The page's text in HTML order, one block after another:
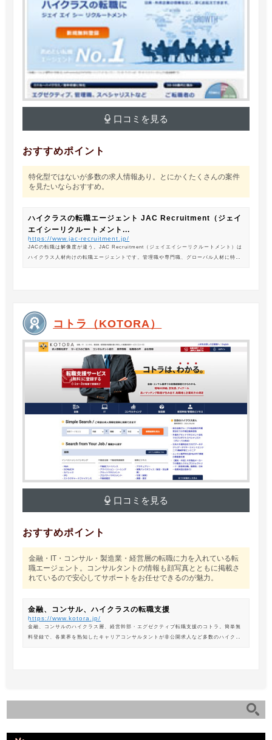
口コミを見る
おすすめポイント
特化型ではないが多数の求人情報あり。とにかくたくさんの案件
を見たいならおすすめ。
ハイクラスの転職エージェント JAC Recruitment（ジェイ
エイシーリクルートメント...
https://www.jac-recruitment.jp/
JACの転職は解像度が違う。JAC Recruitment（ジェイエイシーリクルートメント）は
ハイクラス人材向けの転職エージェントです。管理職や専門職、グローバル人材に特化
コトラ（KOTORA）
口コミを見る
おすすめポイント
金融・IT・コンサル・製造業・経営層の転職に力を入れている転
職エージェント。コンサルタントの情報も顔写真とともに掲載さ
れているので安心してサポートをお任せできるのが魅力。
金融、コンサル、ハイクラスの転職支援
https://www.kotora.jp/
金融、コンサルのハイクラス層、経営幹部・エグゼクティブ転職支援のコトラ。簡単無
料登録で、各業界を熟知したキャリアコンサルタントが非公開求人など多数のハイクラ